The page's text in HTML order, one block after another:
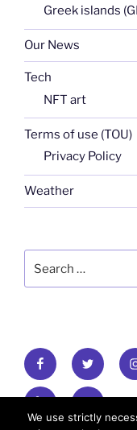
Greek islands
Our News
Tech
NFT art
Terms of use (TOU)
Privacy Policy
Weather
for:
FB TW
blgr flickr
We use strictly